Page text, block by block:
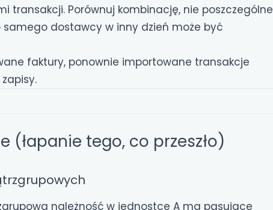
transakcji. Porównuj kombinację, nie poszczególne
dostawcy w inny dzień może być
faktury, ponownie importowane transakcje
(łapanie tego, co przeszło)
należność w jednostce A ma pasujące